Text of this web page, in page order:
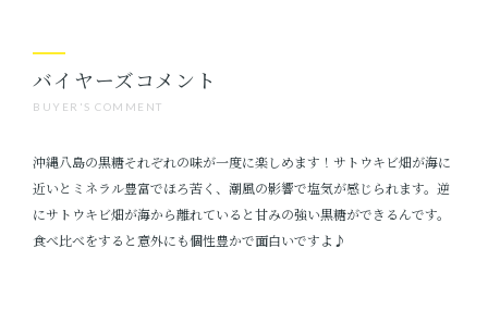
BUYER'S COMMENT
バイヤーズコメント
沖縄八島の黒糖それぞれの味が一度に楽しめます！サトウキビ畑が海に
近いとミネラル豊富でほろ苦く、潮風の影響で塩気が感じられます。逆
にサトウキビ畑が海から離れていると甘みの強い黒糖ができるんです。
食べ比べをすると意外にも個性豊かで面白いですよ♪